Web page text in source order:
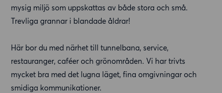
mysig miljö som uppskattas av både stora och små.
Trevliga grannar i blandade åldrar!
Här bor du med närhet till tunnelbana, service,
restauranger, caféer och grönområden. Vi har trivts
mycket bra med det lugna läget, fina omgivningar och
smidiga kommunikationer.